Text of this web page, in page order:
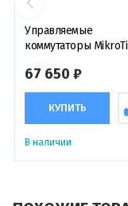
Управляемые
коммутаторы
67 650 ₽
КУПИТЬ
В наличии